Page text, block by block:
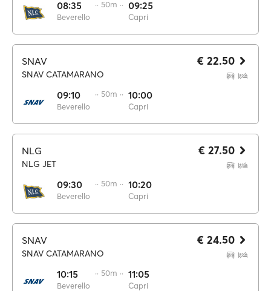
08:35
Beverello
·· 50m ·· 09:25
Capri
SNAV
SNAV CATAMARANO
09:10
Beverello
·· 50m ·· 10:00
Capri
€ 22.50
NLG
NLG JET
09:30
Beverello
·· 50m ·· 10:20
Capri
€ 27.50
SNAV
SNAV CATAMARANO
10:15
Beverello
·· 50m ·· 11:05
Capri
€ 24.50